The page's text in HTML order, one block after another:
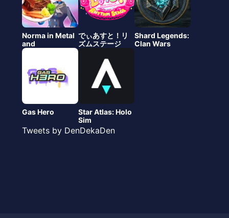
Norma in Metal
and
でぃあすと！リ
ズムステージ
Shard Legends:
Clan Wars
Gas Hero
Star Atlas: Holo
Sim
Tweets by DenDekaDen